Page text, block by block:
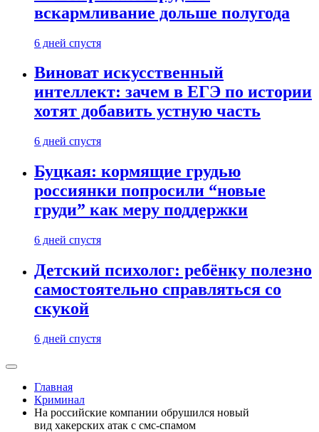
вскармливание дольше полугода
6 дней спустя
Виноват искусственный
интеллект: зачем в ЕГЭ по истории
хотят добавить устную часть
6 дней спустя
Буцкая: кормящие грудью
россиянки попросили “новые
груди” как меру поддержки
6 дней спустя
Детский психолог: ребёнку полезно
самостоятельно справляться со
скукой
6 дней спустя
Главная
Криминал
На российские компании обрушился новый
вид хакерских атак с смс-спамом